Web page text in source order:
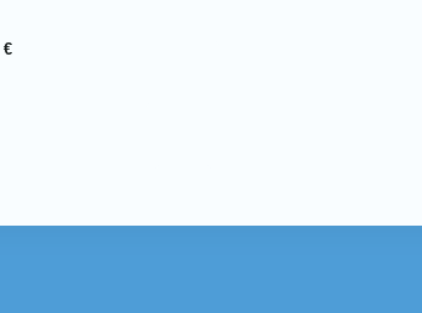
€